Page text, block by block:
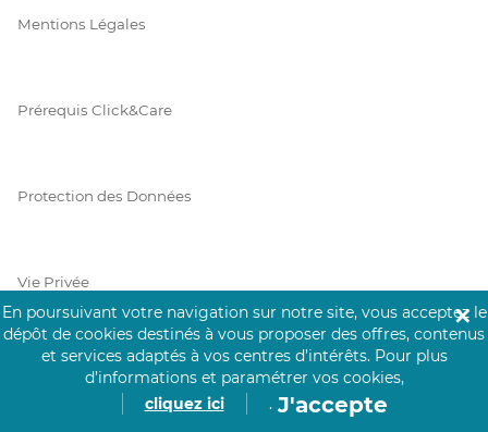
Mentions Légales
Prérequis Click&Care
Protection des Données
Vie Privée
PAIEMENT SÉCURISÉ
La collecte de vos informations de carte bancaire est cryptée
En poursuivant votre navigation sur notre site, vous acceptez le
dépôt de cookies destinés à vous proposer des offres, contenus
et services adaptés à vos centres d’intérêts. Pour plus
d’informations et paramétrer vos cookies,
cliquez ici
. J'accepte
✕